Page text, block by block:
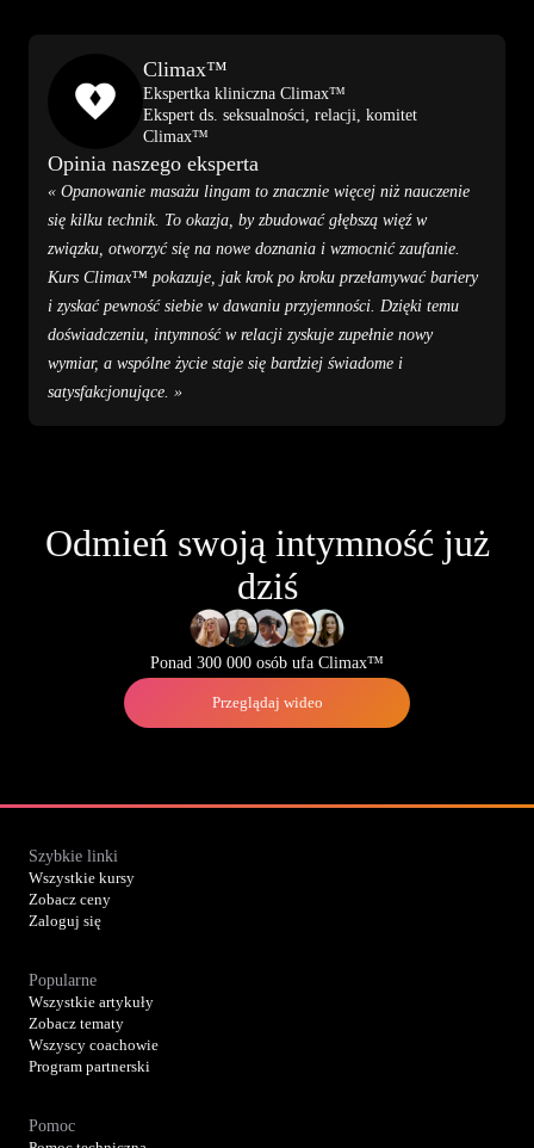
Climax™
Ekspertka kliniczna Climax™
Ekspert ds. seksualności, relacji, komitet
Climax™
Opinia naszego eksperta
« Opanowanie masażu lingam to znacznie więcej niż nauczenie
się kilku technik. To okazja, by zbudować głębszą więź w
związku, otworzyć się na nowe doznania i wzmocnić zaufanie.
Kurs Climax™ pokazuje, jak krok po kroku przełamywać bariery
i zyskać pewność siebie w dawaniu przyjemności. Dzięki temu
doświadczeniu, intymność w relacji zyskuje zupełnie nowy
wymiar, a wspólne życie staje się bardziej świadome i
satysfakcjonujące. »
Odmień swoją intymność już
dziś
Ponad 300 000 osób ufa Climax™
Przeglądaj wideo
Szybkie linki
Wszystkie kursy
Zobacz ceny
Zaloguj się
Popularne
Wszystkie artykuły
Zobacz tematy
Wszyscy coachowie
Program partnerski
Pomoc